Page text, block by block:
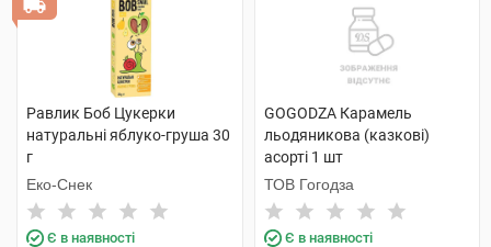
Равлик Боб Цукерки
натуральні яблуко-груша 30
г
Еко-Снек
Є в наявності
GOGODZA Карамель
льодяникова (казкові)
асорті 1 шт
ТОВ Гогодза
Є в наявності